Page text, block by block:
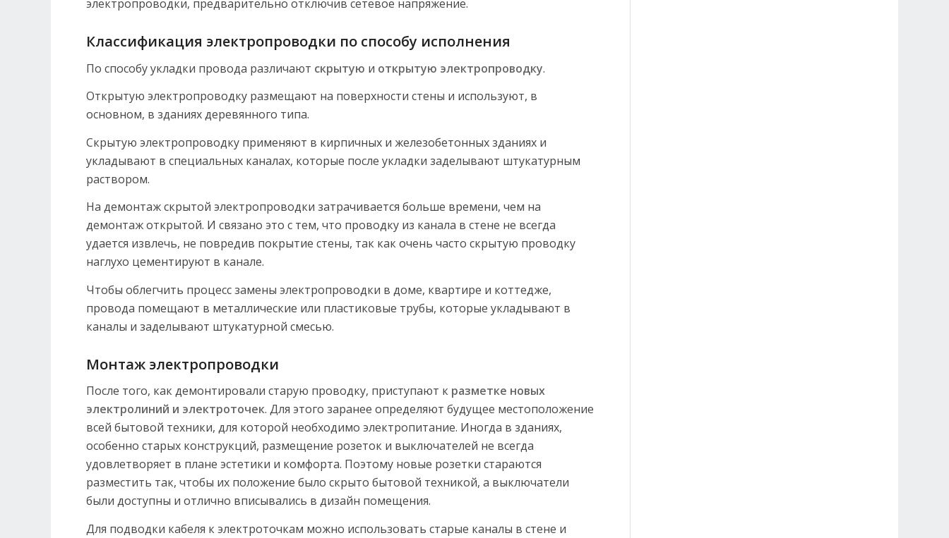
электропроводки, предварительно отключив сетевое напряжение.
Классификация электропроводки по способу исполнения
По способу укладки провода различают скрытую и открытую электропроводку.
Открытую электропроводку размещают на поверхности стены и используют, в
основном, в зданиях деревянного типа.
Скрытую электропроводку применяют в кирпичных и железобетонных зданиях и
укладывают в специальных каналах, которые после укладки заделывают штукатурным
раствором.
На демонтаж скрытой электропроводки затрачивается больше времени, чем на
демонтаж открытой. И связано это с тем, что проводку из канала в стене не всегда
удается извлечь, не повредив покрытие стены, так как очень часто скрытую проводку
наглухо цементируют в канале.
Чтобы облегчить процесс замены электропроводки в доме, квартире и коттедже,
провода помещают в металлические или пластиковые трубы, которые укладывают в
каналы и заделывают штукатурной смесью.
Монтаж электропроводки
После того, как демонтировали старую проводку, приступают к разметке новых
электролиний и электроточек. Для этого заранее определяют будущее местоположение
всей бытовой техники, для которой необходимо электропитание. Иногда в зданиях,
особенно старых конструкций, размещение розеток и выключателей не всегда
удовлетворяет в плане эстетики и комфорта. Поэтому новые розетки стараются
разместить так, чтобы их положение было скрыто бытовой техникой, а выключатели
были доступны и отлично вписывались в дизайн помещения.
Для подводки кабеля к электроточкам можно использовать старые каналы в стене и